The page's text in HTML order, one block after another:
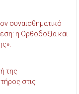
συναισθηματικό
η Ορθοδοξία και
της
στις